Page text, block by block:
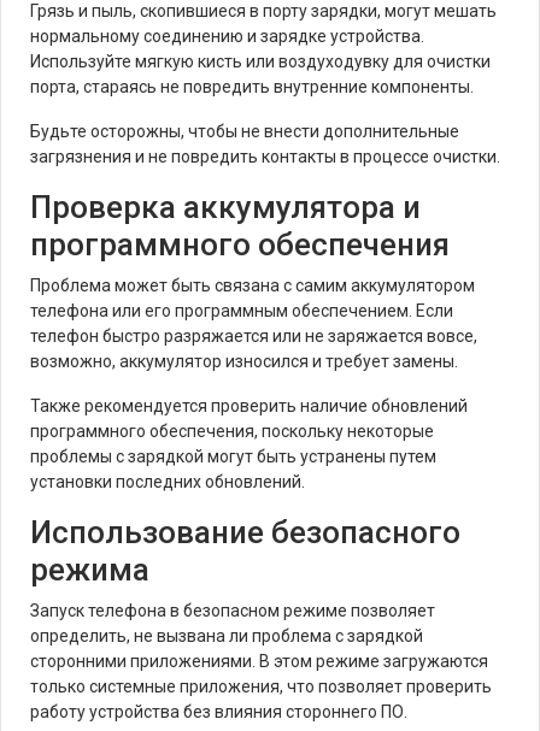
Грязь и пыль, скопившиеся в порту зарядки, могут мешать
нормальному соединению и зарядке устройства.
Используйте мягкую кисть или воздуходувку для очистки
порта, стараясь не повредить внутренние компоненты.
Будьте осторожны, чтобы не внести дополнительные
загрязнения и не повредить контакты в процессе очистки.
Проверка аккумулятора и
программного обеспечения
Проблема может быть связана с самим аккумулятором
телефона или его программным обеспечением. Если
телефон быстро разряжается или не заряжается вовсе,
возможно, аккумулятор износился и требует замены.
Также рекомендуется проверить наличие обновлений
программного обеспечения, поскольку некоторые
проблемы с зарядкой могут быть устранены путем
установки последних обновлений.
Использование безопасного
режима
Запуск телефона в безопасном режиме позволяет
определить, не вызвана ли проблема с зарядкой
сторонними приложениями. В этом режиме загружаются
только системные приложения, что позволяет проверить
работу устройства без влияния стороннего ПО.